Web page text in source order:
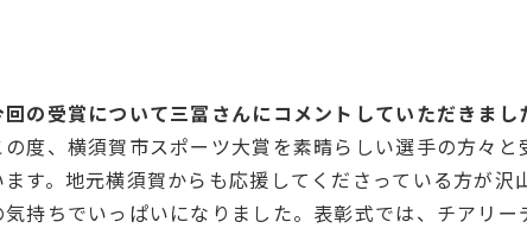
回の受賞について三冨さんにコメントしていただきまし
の度、横須賀市スポーツ大賞を素晴らしい選手の方々と
ます。地元横須賀からも応援してくださっている方が沢
気持ちでいっぱいになりました。表彰式では、チアリ